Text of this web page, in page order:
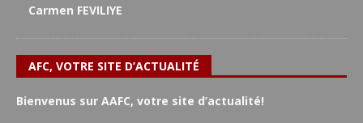
Carmen FEVILIYE
AFC, VOTRE SITE D’ACTUALITÉ
Bienvenus sur AAFC, votre site d’actualité!